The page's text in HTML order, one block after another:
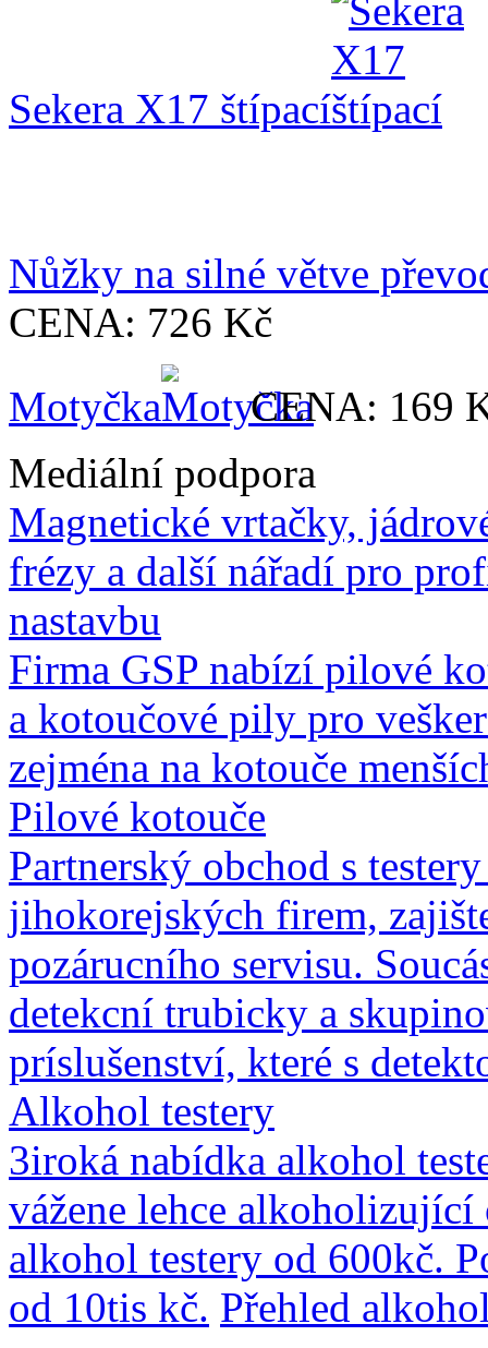
Sekera X17 štípací
Nůžky na silné větve
CENA: 726 Kč
Motyčka
CENA: 169
Mediální podpora
Magnetické vrtačky,
frézy a další nářadí pro
nastavbu
Firma GSP nabízí pilové
a kotoučové pily pro
zejména na kotouče
Pilové kotouče
Partnerský obchod s
jihokorejských firem,
pozárucního servisu.
detekcní trubicky a
príslušenství, které s
Alkohol testery
3iroká nabídka alkohol
vážene lehce alkoholizující
alkohol testery od 600kč.
od 10tis kč. Přehled